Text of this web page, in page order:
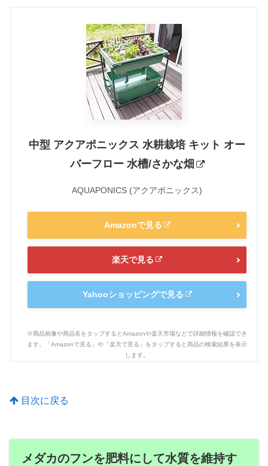
中型 アクアポニックス 水耕栽培 キット オー
バーフロー 水槽/さかな畑
AQUAPONICS (アクアポニックス)
Amazonで見る
楽天で見る
Yahooショッピングで見る
目次に戻る
メダカのフンを肥料にして水質を維持す